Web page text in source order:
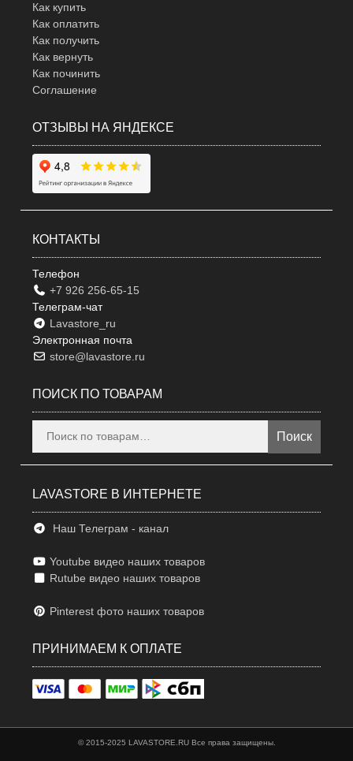
Как купить
Как оплатить
Как получить
Как вернуть
Как починить
Соглашение
ОТЗЫВЫ НА ЯНДЕКСЕ
КОНТАКТЫ
Телефон
+7 926 256-65-15
Телеграм-чат
Lavastore_ru
Электронная почта
store@lavastore.ru
ПОИСК ПО ТОВАРАМ
Поиск
LAVASTORE В ИНТЕРНЕТЕ
Наш Телеграм - канал
Youtube видео наших товаров
Rutube видео наших товаров
Pinterest фото наших товаров
ПРИНИМАЕМ К ОПЛАТЕ
© 2015-2025 LAVASTORE.RU Все права защищены.